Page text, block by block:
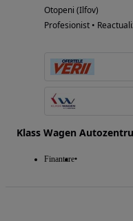
Otopeni (Ilfov)
Profesionist •
Klass Wagen
Finantare